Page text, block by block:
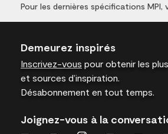
Pour les dernières spécifications MPI,
Demeurez inspirés
Inscrivez-vous pour obtenir les
et sources d’inspiration.
Désabonnement en tout temps.
Joignez-vous à la